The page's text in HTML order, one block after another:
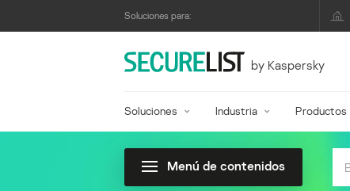
Soluciones para:
by Kaspersky
Soluciones Industria Productos
Menú de contenidos